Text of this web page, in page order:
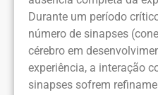
Durante um período
número de sinapses
cérebro em
experiência, a interação
sinapses sofrem